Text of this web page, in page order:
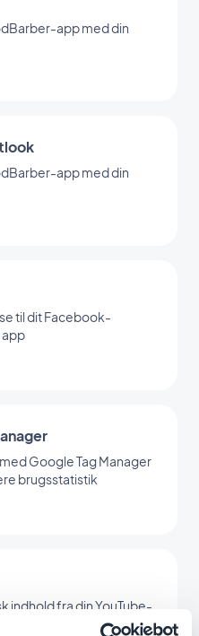
app med din
app med din
til dit Facebook-
app
Google Tag Manager
brugsstatistik
indhold fra din YouTube-